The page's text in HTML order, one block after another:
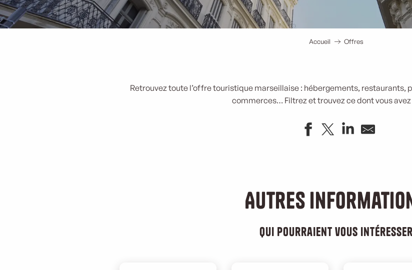
Accueil Offres
Retrouvez toute l’offre touristique marseillaise : hébergements, restaurants,
commerces… Filtrez et trouvez ce dont vous avez
Autres
qui pourraient vous intéresser